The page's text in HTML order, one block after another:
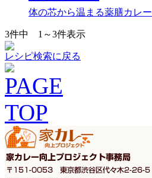
体の芯から温まる薬膳カレー
3件中 1～3件表示
レシピ検索に戻る